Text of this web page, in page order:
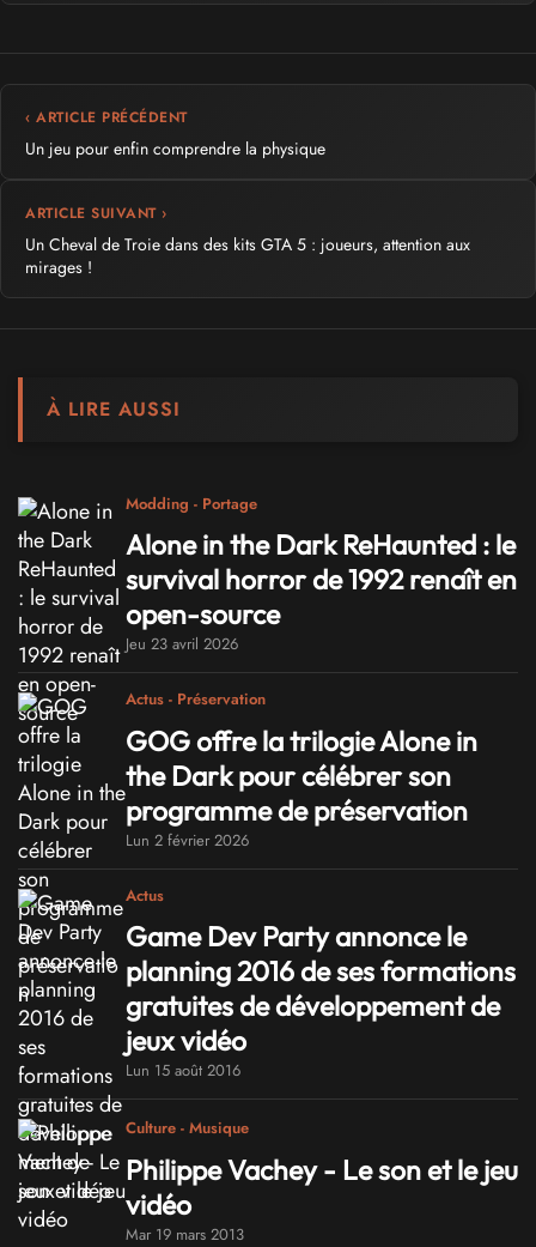
‹ ARTICLE PRÉCÉDENT
Un jeu pour enfin comprendre la physique
ARTICLE SUIVANT ›
Un Cheval de Troie dans des kits GTA 5 : joueurs, attention aux
mirages !
À LIRE AUSSI
Modding - Portage
Alone in the Dark ReHaunted : le
survival horror de 1992 renaît en
open-source
Jeu 23 avril 2026
Actus - Préservation
GOG offre la trilogie Alone in
the Dark pour célébrer son
programme de préservation
Lun 2 février 2026
Actus
Game Dev Party annonce le
planning 2016 de ses formations
gratuites de développement de
jeux vidéo
Lun 15 août 2016
Culture - Musique
Philippe Vachey - Le son et le jeu
vidéo
Mar 19 mars 2013